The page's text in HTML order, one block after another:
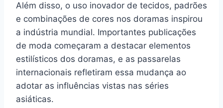
Além disso, o uso inovador de tecidos, padrões
e combinações de cores nos doramas inspirou
a indústria mundial. Importantes publicações
de moda começaram a destacar elementos
estilísticos dos doramas, e as passarelas
internacionais refletiram essa mudança ao
adotar as influências vistas nas séries
asiáticas.